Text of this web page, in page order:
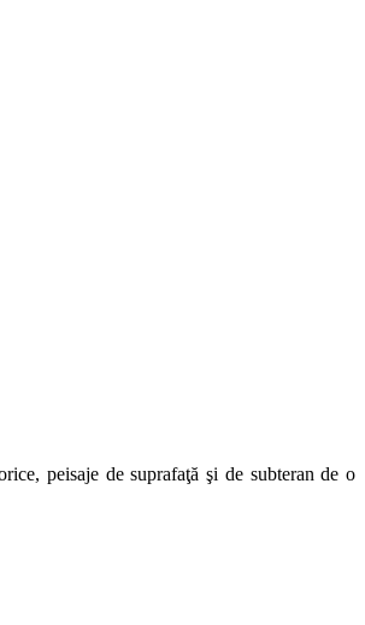
peisaje de suprafaţă şi de subteran de o